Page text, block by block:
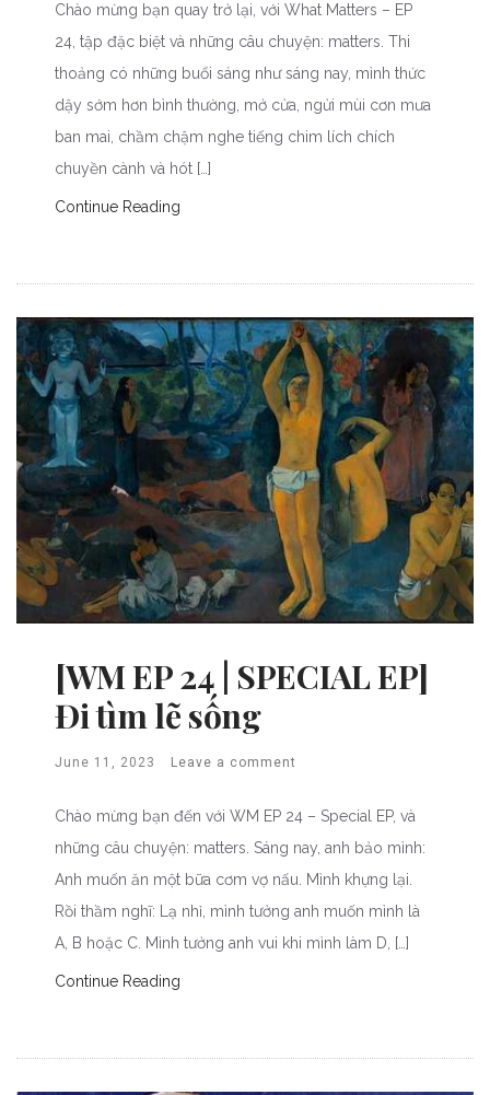
Chào mừng bạn quay trở lại, với What Matters – EP
24, tập đặc biệt và những câu chuyện: matters. Thi
thoảng có những buổi sáng như sáng nay, mình thức
dậy sớm hơn bình thường, mở cửa, ngửi mùi cơn mưa
ban mai, chầm chậm nghe tiếng chim lích chích
chuyền cành và hót […]
Continue Reading
[WM EP 24 | SPECIAL EP]
Đi tìm lẽ sống
June 11, 2023 Leave a comment
Chào mừng bạn đến với WM EP 24 – Special EP, và
những câu chuyện: matters. Sáng nay, anh bảo mình:
Anh muốn ăn một bữa cơm vợ nấu. Mình khựng lại.
Rồi thầm nghĩ: Lạ nhỉ, mình tưởng anh muốn mình là
A, B hoặc C. Mình tưởng anh vui khi mình làm D, […]
Continue Reading